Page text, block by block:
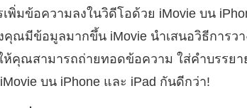
เพิ่มข้อความลงในวิดีโอด้วย iMovie บน
คุณมีข้อมูลมากขึ้น iMovie นำเสนอวิธีการ
ห้คุณสามารถถ่ายทอดข้อความ ใส่คำบรรยา
บน iPhone และ iPad กันดีกว่า!